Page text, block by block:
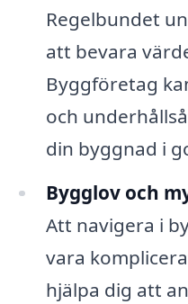
Regelbundet
att bevara
Byggföretag
och
din byggnad i
Bygglov och
Att navigera i
vara
hjälpa dig att